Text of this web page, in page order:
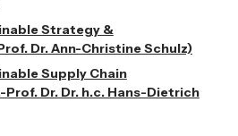
Strategy &
Dr. Ann-Christine Schulz)
Supply Chain
Dr. Dr. h.c. Hans-Dietrich